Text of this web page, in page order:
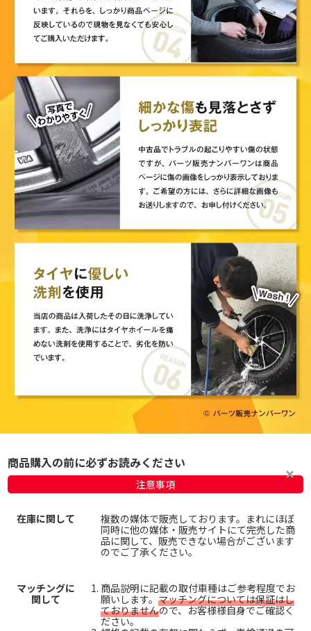
商品購入の前に必ずお読みください
注意事項
在庫に関して
複数の媒体で販売しております。まれにほぼ
同時に他の媒体・販売サイトにて完売した商
品に関して、販売できない場合がございます
のでご了承ください。
マッチングに
関して
商品説明に記載の取付車種はご参考程度でお
願いします。 マッチングについては保証はし
ておりませんので、お客様様自身でご確認く
ださい。